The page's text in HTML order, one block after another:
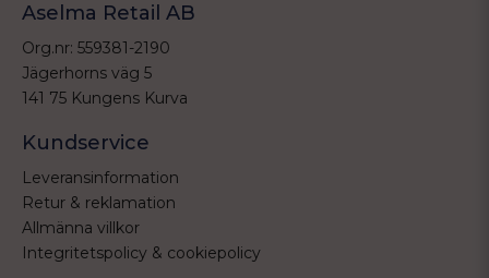
Aselma Retail AB
Org.nr: 559381-2190
Jägerhorns väg 5
141 75 Kungens Kurva
Kundservice
Leveransinformation
Retur & reklamation
Allmänna villkor
Integritetspolicy & cookiepolicy